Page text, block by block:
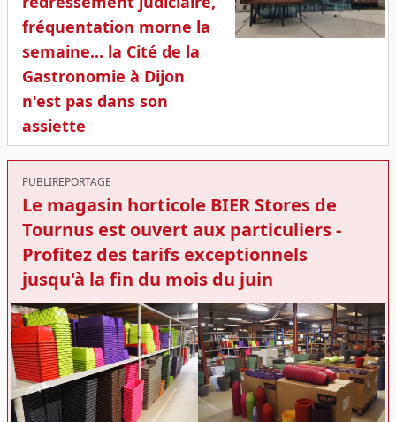
fréquentation morne la
semaine... la Cité de la
Gastronomie à Dijon
n'est pas dans son
assiette
PUBLIREPORTAGE
Le magasin horticole BIER Stores de
Tournus est ouvert aux particuliers -
Profitez des tarifs exceptionnels
jusqu'à la fin du mois du juin